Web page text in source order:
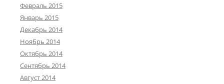
Февраль 2015
Январь 2015
Декабрь 2014
Ноябрь 2014
Октябрь 2014
Сентябрь 2014
Август 2014